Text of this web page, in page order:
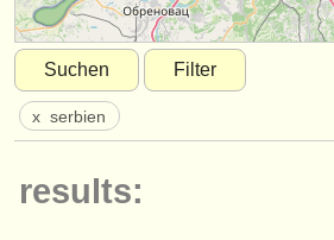
instrumentenverkauf
gestohlene instrumente
verzeichnisse:
Suchen
Filter
x serbien
results: